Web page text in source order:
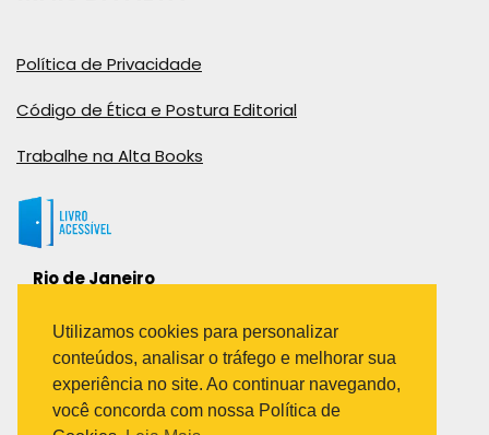
Política de Privacidade
Código de Ética e Postura Editorial
Trabalhe na Alta Books
Rio de Janeiro
Bairro Industrial do Jacaré
Rio de Janeiro – RJ – CEP: 20970-031
Telefone:
(21) 3278-8069
Utilizamos cookies para personalizar
conteúdos, analisar o tráfego e melhorar sua
experiência no site. Ao continuar navegando,
você concorda com nossa Política de